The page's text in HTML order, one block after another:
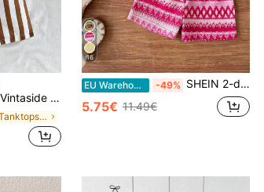
voor babymeisjes en gestreepte short met paperbag-taille en riem
in Geen Tanktops voor babymeisjes
16
EU Warehouse -49% SHEIN 2-delige set voor baby meisjes met mouwloze gebreide jacquard gestreepte top & short met elastische taille, schattige felroze zomeroutfit voor vakantie en uitjes in de zomer
5.75€ 11.49€